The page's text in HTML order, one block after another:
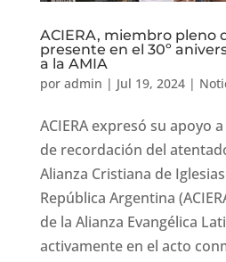
ACIERA, miembro pleno
presente en el 30º
a la AMIA
por admin | Jul 19, 2024|
ACIERA expresó su apoyo
de recordación del
Alianza Cristiana de
República Argentina
de la Alianza Evangélica
activamente en el acto